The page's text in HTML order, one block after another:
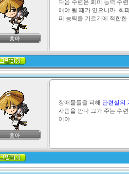
홍아
다음 수련은 회피 능력 수
해야 될 때가 있으니까. 회
피 능력을 기르기에 적합한
홍아
장애물들을 피해 단련실의
사람을 만나 그가 주는 수
이야.